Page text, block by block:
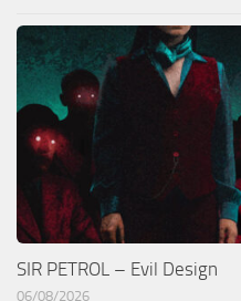
SIR PETROL – Evil Design
06/08/2026